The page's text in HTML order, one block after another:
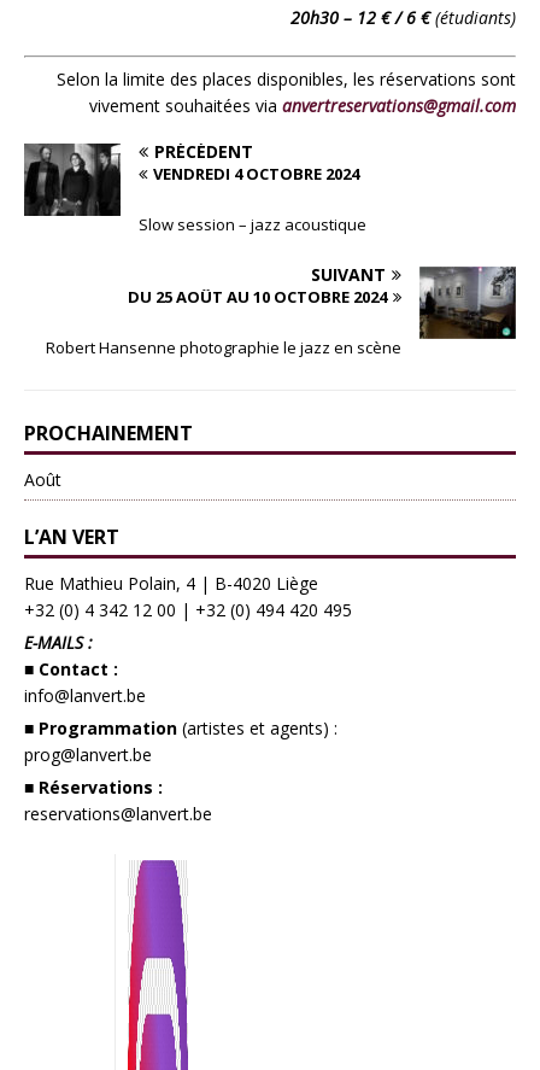
20h30 – 12 € / 6 €(étudiants)
Selon la limite des places disponibles, les réservations sont
vivement souhaitées via anvertreservations@gmail.com
PRÉCÉDENT
VENDREDI 4 OCTOBRE 2024
Slow session – jazz acoustique
SUIVANT
DU 25 AOÛT AU 10 OCTOBRE 2024
Robert Hansenne photographie le jazz en scène
PROCHAINEMENT
Août
L’AN VERT
Rue Mathieu Polain, 4 | B-4020 Liège
+32 (0) 4 342 12 00 | +32 (0) 494 420 495
E-MAILS :
■ Contact :
info@lanvert.be
■ Programmation (artistes et agents) :
prog@lanvert.be
■ Réservations :
reservations@lanvert.be